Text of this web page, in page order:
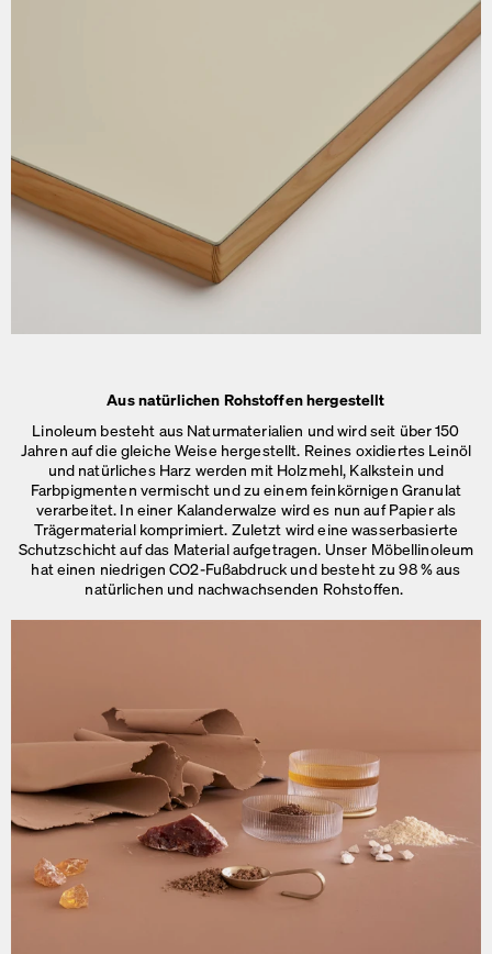
Aus natürlichen Rohstoffen hergestellt
Linoleum besteht aus Naturmaterialien und wird seit über 150
Jahren auf die gleiche Weise hergestellt. Reines oxidiertes Leinöl
und natürliches Harz werden mit Holzmehl, Kalkstein und
Farbpigmenten vermischt und zu einem feinkörnigen Granulat
verarbeitet. In einer Kalanderwalze wird es nun auf Papier als
Trägermaterial komprimiert. Zuletzt wird eine wasserbasierte
Schutzschicht auf das Material aufgetragen. Unser Möbellinoleum
hat einen niedrigen CO2-Fußabdruck und besteht zu 98 % aus
natürlichen und nachwachsenden Rohstoffen.